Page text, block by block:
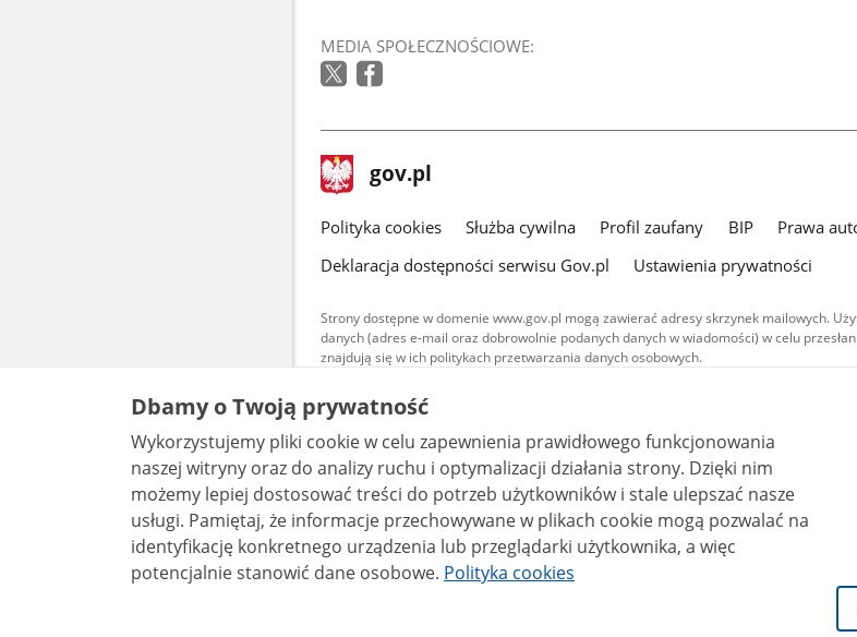
MEDIA SPOŁECZNOŚCIOWE:
stopka
gov.pl Strona
gov.pl
gov.pl
Polityka cookies Służba cywilna Profil zaufany BIP Prawa
Deklaracja dostępności serwisu Gov.pl
Ustawienia prywatności
Strony dostępne w domenie www.gov.pl mogą zawierać adresy skrzynek mailowych.
danych (adres e-mail oraz dobrowolnie podanych danych w wiadomości) w celu
znajdują się w ich politykach przetwarzania danych osobowych.
Treści tekstowe publikowane w serwisie (z wyłączeniem treści
udostępniane na licencji typu Creative Commons: uznanie autorstwa - na
warunkach 4.0 (CC BY-SA 4.0). Materiały audiowizualne, w tym zdjęcia,
są udostępniane na licencji typu Creative Commons: uznanie autorstwa
bez utworów zależnych 4.0 (CC BY-NC-ND 4.0), o ile nie jest to stwierdzone
Dbamy o Twoją prywatność
Wykorzystujemy pliki cookie w celu zapewnienia prawidłowego funkcjonowania
naszej witryny oraz do analizy ruchu i optymalizacji działania strony. Dzięki nim
możemy lepiej dostosować treści do potrzeb użytkowników i stale ulepszać nasze
usługi. Pamiętaj, że informacje przechowywane w plikach cookie mogą pozwalać na
identyfikację konkretnego urządzenia lub przeglądarki użytkownika, a więc
potencjalnie stanowić dane osobowe. Polityka cookies